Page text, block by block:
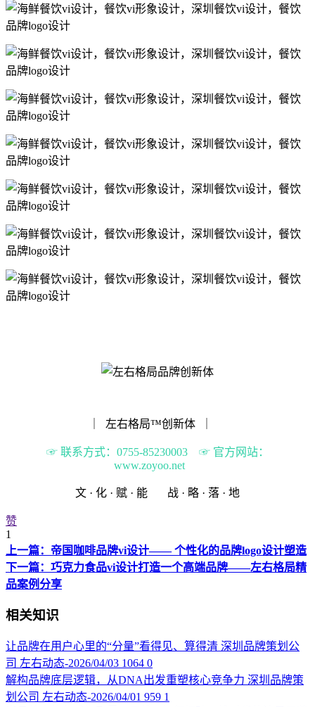
｜ 左右格局™️创新体 ｜
☞ 联系方式：0755-85230003 ☞ 官方网站：
www.zoyoo.net
文 · 化 · 赋 · 能 战 · 略 · 落 · 地
赞
1
上一篇：帝国咖啡品牌vi设计—— 个性化的品牌logo设计塑造
下一篇：巧克力食品vi设计打造一个高端品牌——左右格局精
品案例分享
相关知识
让品牌在用户心里的“分量”看得见、算得清 深圳品牌策划公
司 左右动态-2026/04/03 1064 0
解构品牌底层逻辑，从DNA出发重塑核心竞争力 深圳品牌策
划公司 左右动态-2026/04/01 959 1